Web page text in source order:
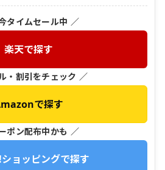
タイムセール中 ／
楽天で探す
・割引をチェック ／
で探す
ポン配布中かも ／
ョッピングで探す